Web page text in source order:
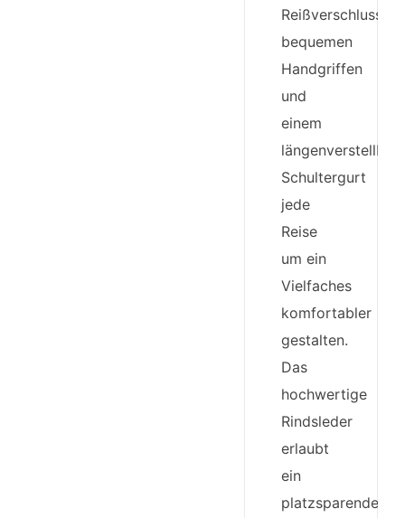
bequemen
Handgriffen
und
einem
Schultergurt
jede
Reise
um ein
Vielfaches
komfortabler
gestalten.
Das
hochwertige
Rindsleder
erlaubt
ein
platzsparendes